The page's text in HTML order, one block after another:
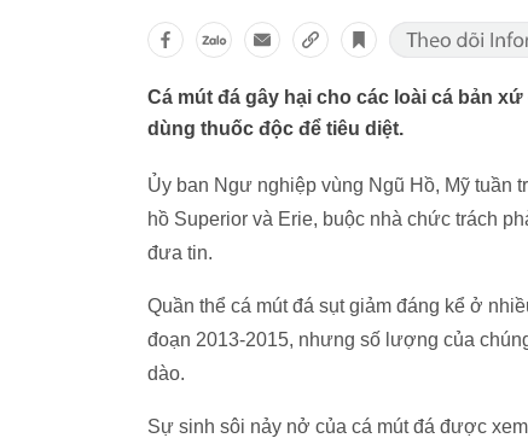
Cá mút đá gây hại cho các loài cá bản
dùng thuốc độc để tiêu diệt.
Ủy ban Ngư nghiệp vùng Ngũ Hồ, Mỹ tuần
hồ Superior và Erie, buộc nhà chức trách
đưa tin.
Quần thể cá mút đá sụt giảm đáng kể ở
đoạn 2013-2015, nhưng số lượng của
dào.
Sự sinh sôi nảy nở của cá mút đá được